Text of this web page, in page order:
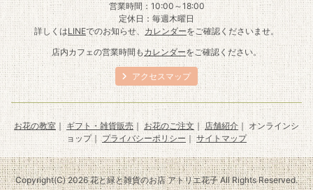
営業時間：10:00～18:00
定休日：毎週木曜日
詳しくはLINEでのお知らせ、カレンダーをご確認くださいませ。
店内カフェの営業時間もカレンダーをご確認ください。
アクセスマップ
お花の教室 ｜ギフト・雑貨販売｜ お花のご注文 ｜ 店舗紹介｜ オンラインシ
ョップ｜プライバシーポリシー ｜サイトマップ
Copyright(C) 2026 花と緑と雑貨のお店 アトリエ花子 All Rights Reserved.